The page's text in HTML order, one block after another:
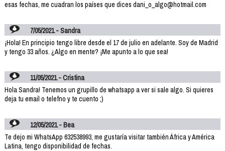
esas fechas, me cuadran los países que dices dani_o_algo@hotmail.com
7/05/2021 - Sandra
¡Hola! En principio tengo libre desde el 17 de julio en adelante. Soy de Madrid
y tengo 33 años. ¿Algo en mente? ¡Me apunto a lo que sea!
11/05/2021 - Cristina
Hola Sandra! Tenemos un grupillo de whatsapp a ver si sale algo. Si quieres
deja tu email o telefno y te cuento ;)
12/05/2021 - Bea
Te dejo mi WhatsApp 632538993, me gustaría visitar también África y América
Latina, tengo disponibilidad de fechas.